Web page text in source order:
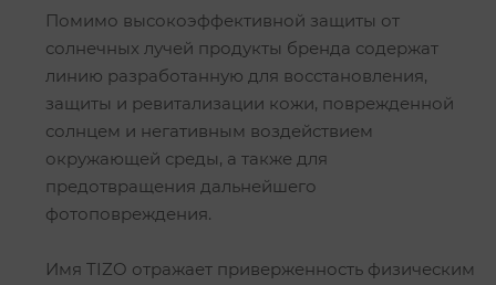
Помимо высокоэффективной защиты от
солнечных лучей продукты бренда содержат
линию разработанную для восстановления,
защиты и ревитализации кожи, поврежденной
солнцем и негативным воздействием
окружающей среды, а также для
предотвращения дальнейшего
фотоповреждения.
Имя TIZO отражает приверженность физическим